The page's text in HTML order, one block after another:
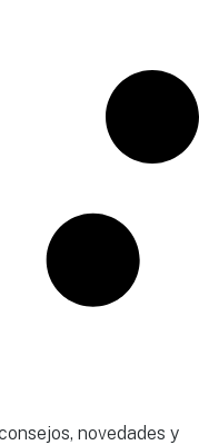
novedades y